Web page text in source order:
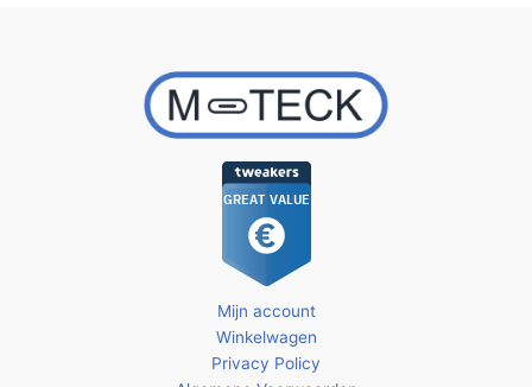
Mijn account
Winkelwagen
Privacy Policy